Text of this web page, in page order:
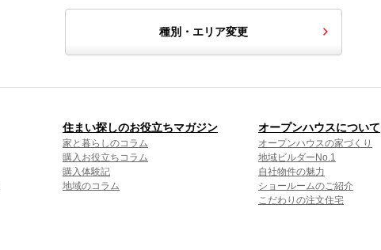
種別・エリア変更
住まい探しのお役立ちマガジン
家と暮らしのコラム
購入お役立ちコラム
購入体験記
地域のコラム
オープンハウスについて
オープンハウスの家づくり
地域ビルダーNo.1
自社物件の魅力
ショールームのご紹介
こだわりの注文住宅